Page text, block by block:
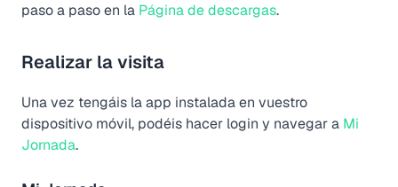
paso a paso en la Página de descargas.
Realizar la visita
Una vez tengáis la app instalada en vuestro
dispositivo móvil, podéis hacer login y navegar a Mi
Jornada.